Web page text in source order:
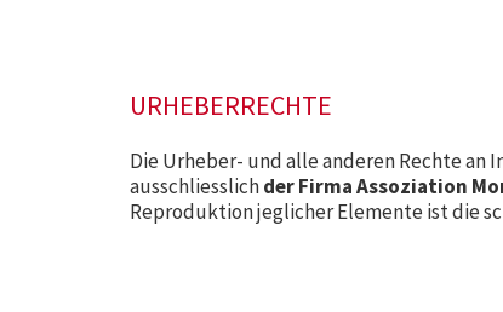
URHEBERRECHTE
Die Urheber- und alle anderen Rechte an
ausschliesslichder Firma Assoziation
Reproduktion jeglicher Elemente ist die